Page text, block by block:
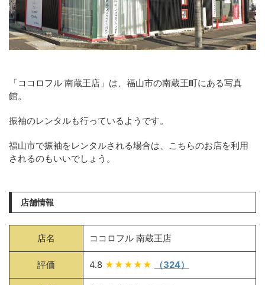
「ココロフル 南蔵王店」は、福山市の南蔵王町にある写真
館。
振袖のレンタルも行っているようです。
福山市で振袖をレンタルされる場合は、こちらのお店を利用
されるのもいいでしょう。
店舗情報
店名 ココロフル 南蔵王店
評価 4.8 ★★★★★ （324）